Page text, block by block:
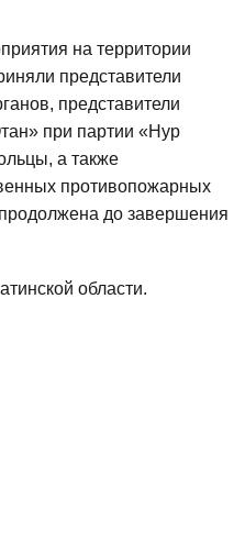
на территории
представители
представители
при партии «Нур
а также
противопожарных
до завершения
области.